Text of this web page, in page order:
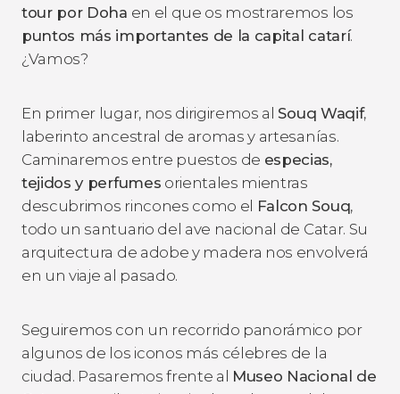
tour por Doha en el que os mostraremos los
puntos más importantes de la capital catarí.
¿Vamos?
En primer lugar, nos dirigiremos al Souq Waqif,
laberinto ancestral de aromas y artesanías.
Caminaremos entre puestos de especias,
tejidos y perfumes orientales mientras
descubrimos rincones como el Falcon Souq,
todo un santuario del ave nacional de Catar. Su
arquitectura de adobe y madera nos envolverá
en un viaje al pasado.
Seguiremos con un recorrido panorámico por
algunos de los iconos más célebres de la
ciudad. Pasaremos frente al Museo Nacional de